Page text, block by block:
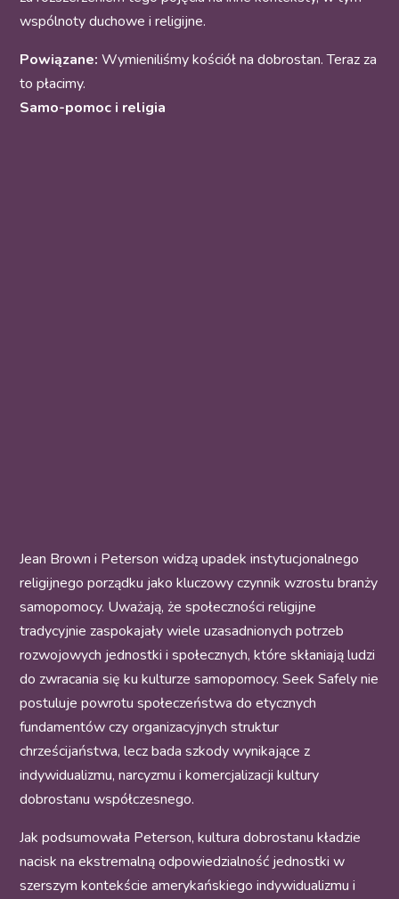
wspólnoty duchowe i religijne.
Powiązane: Wymieniliśmy kościół na dobrostan. Teraz za
to płacimy.
Samo-pomoc i religia
Jean Brown i Peterson widzą upadek instytucjonalnego
religijnego porządku jako kluczowy czynnik wzrostu branży
samopomocy. Uważają, że społeczności religijne
tradycyjnie zaspokajały wiele uzasadnionych potrzeb
rozwojowych jednostki i społecznych, które skłaniają ludzi
do zwracania się ku kulturze samopomocy. Seek Safely nie
postuluje powrotu społeczeństwa do etycznych
fundamentów czy organizacyjnych struktur
chrześcijaństwa, lecz bada szkody wynikające z
indywidualizmu, narcyzmu i komercjalizacji kultury
dobrostanu współczesnego.
Jak podsumowała Peterson, kultura dobrostanu kładzie
nacisk na ekstremalną odpowiedzialność jednostki w
szerszym kontekście amerykańskiego indywidualizmu i